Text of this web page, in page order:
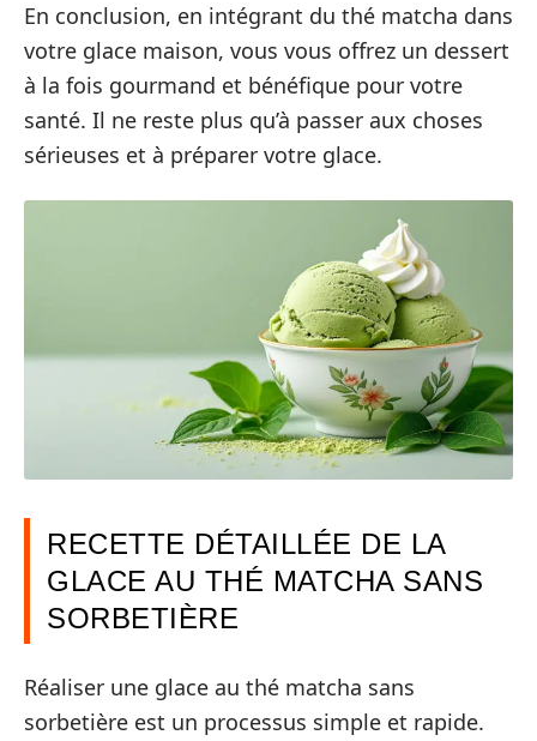
En conclusion, en intégrant du thé matcha dans
votre glace maison, vous vous offrez un dessert
à la fois gourmand et bénéfique pour votre
santé. Il ne reste plus qu’à passer aux choses
sérieuses et à préparer votre glace.
RECETTE DÉTAILLÉE DE LA
GLACE AU THÉ MATCHA SANS
SORBETIÈRE
Réaliser une glace au thé matcha sans
sorbetière est un processus simple et rapide.